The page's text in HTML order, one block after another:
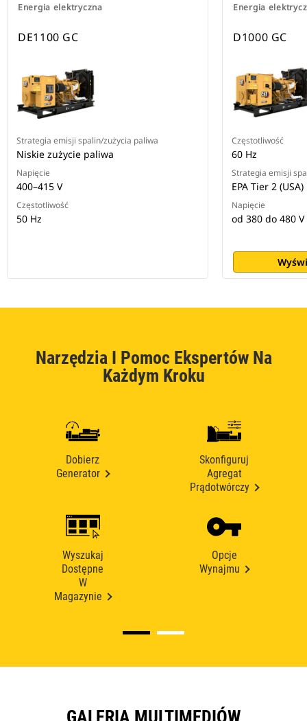
Energia elektryczna
DE1100 GC
Strategia emisji spalin/zużycia paliwa
Niskie zużycie paliwa
Napięcie
400–415 V
Częstotliwość
50 Hz
Energia
D1000 GC
Częstotliwość
60 Hz
Strategia emisji
EPA Tier 2 (USA)
Napięcie
od 380 do 480 V
Narzędzia I Pomoc Ekspertów Na
Każdym Kroku
Dobierz
Generator
Skonfiguruj
Agregat
Prądotwórczy
Wyszukaj
Dostępne
W
Magazynie
Opcje
Wynajmu